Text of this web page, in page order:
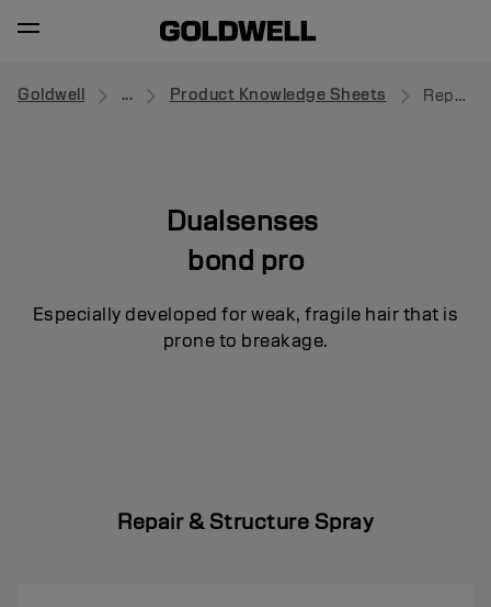
Goldwell ... Product Knowledge Sheets Repair & Structure Spray
Dualsenses
bond pro
Especially developed for weak, fragile hair that is
prone to breakage.
Repair & Structure Spray